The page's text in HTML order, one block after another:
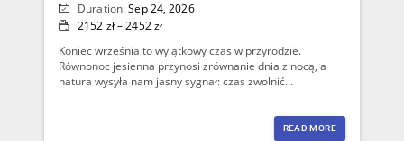
Duration: Sep 24, 2026
2152 zł – 2452 zł
Koniec września to wyjątkowy czas w przyrodzie.
Równonoc jesienna przynosi zrównanie dnia z nocą, a
natura wysyła nam jasny sygnał: czas zwolnić...
READ MORE